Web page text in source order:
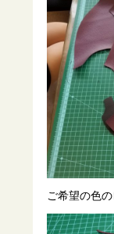
ご希望の色